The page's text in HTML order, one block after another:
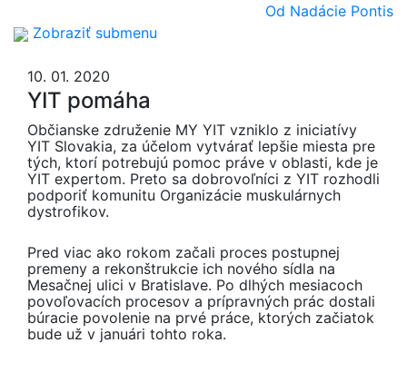
Od Nadácie Pontis
Zobraziť submenu
10. 01. 2020
YIT pomáha
Občianske združenie MY YIT vzniklo z iniciatívy
YIT Slovakia, za účelom vytvárať lepšie miesta pre
tých, ktorí potrebujú pomoc práve v oblasti, kde je
YIT expertom. Preto sa dobrovoľníci z YIT rozhodli
podporiť komunitu Organizácie muskulárnych
dystrofikov.
Pred viac ako rokom začali proces postupnej
premeny a rekonštrukcie ich nového sídla na
Mesačnej ulici v Bratislave. Po dlhých mesiacoch
povoľovacích procesov a prípravných prác dostali
búracie povolenie na prvé práce, ktorých začiatok
bude už v januári tohto roka.